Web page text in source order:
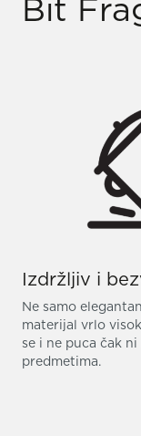
Bit
Izdržljiv i
Ne samo
materijal vrlo
se i ne puca čak
predmetima.